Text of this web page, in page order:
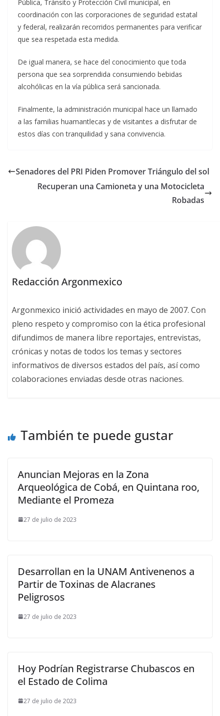
Pública, Tránsito y Protección Civil municipal, en
coordinación con las corporaciones de seguridad estatal
y federal, realizarán recorridos permanentes para verificar
que sea respetada esta medida.
De igual manera, se hace del conocimiento que toda
persona que sea sorprendida consumiendo bebidas
alcohólicas en la vía pública será sancionada.
Finalmente, la administración municipal hace un llamado
a las familias huamantlecas y de visitantes a disfrutar de
estos días con tranquilidad y sana convivencia.
Senadores del PRI Piden Promover Triángulo del sol
Recuperan una Camioneta y una Motocicleta
Robadas
Redacción Argonmexico
Argonmexico inició actividades en mayo de 2007. Con
pleno respeto y compromiso con la ética profesional
difundimos de manera libre reportajes, entrevistas,
crónicas y notas de todos los temas y sectores
informativos de diversos estados del país, así como
colaboraciones enviadas desde otras naciones.
También te puede gustar
Anuncian Mejoras en la Zona
Arqueológica de Cobá, en Quintana roo,
Mediante el Promeza
27 de julio de 2023
Desarrollan en la UNAM Antivenenos a
Partir de Toxinas de Alacranes
Peligrosos
27 de julio de 2023
Hoy Podrían Registrarse Chubascos en
el Estado de Colima
27 de julio de 2023